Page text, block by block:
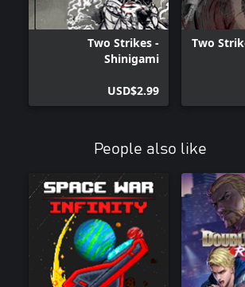
Two
Two Strikes -
Shinigami
USD$2.99
People also like